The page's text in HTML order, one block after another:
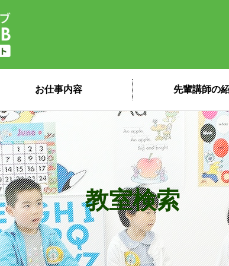
子ども英会話ペッピーキッズ
お仕事内容 先輩講師の
教室検索